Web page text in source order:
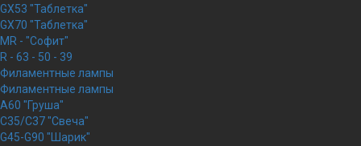
GX53 "Таблетка"
GX70 "Таблетка"
MR - "Софит"
R - 63 - 50 - 39
Филаментные лампы
Филаментные лампы
A60 "Груша"
C35/C37 "Свеча"
G45-G90 "Шарик"